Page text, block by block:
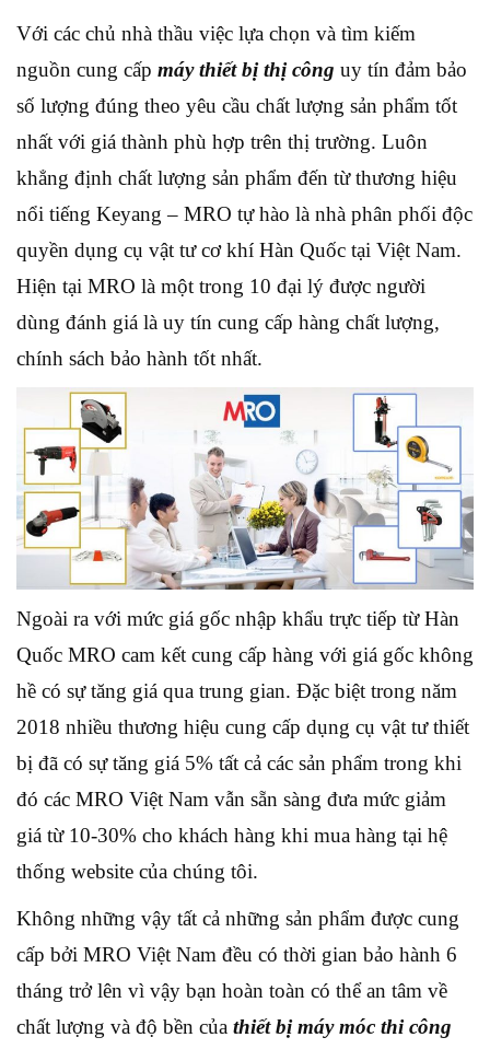
Với các chủ nhà thầu việc lựa chọn và tìm kiếm
nguồn cung cấp máy thiết bị thị công uy tín đảm bảo
số lượng đúng theo yêu cầu chất lượng sản phẩm tốt
nhất với giá thành phù hợp trên thị trường. Luôn
khẳng định chất lượng sản phẩm đến từ thương hiệu
nổi tiếng Keyang – MRO tự hào là nhà phân phối độc
quyền dụng cụ vật tư cơ khí Hàn Quốc tại Việt Nam.
Hiện tại MRO là một trong 10 đại lý được người
dùng đánh giá là uy tín cung cấp hàng chất lượng,
chính sách bảo hành tốt nhất.
Ngoài ra với mức giá gốc nhập khẩu trực tiếp từ Hàn
Quốc MRO cam kết cung cấp hàng với giá gốc không
hề có sự tăng giá qua trung gian. Đặc biệt trong năm
2018 nhiều thương hiệu cung cấp dụng cụ vật tư thiết
bị đã có sự tăng giá 5% tất cả các sản phẩm trong khi
đó các MRO Việt Nam vẫn sẵn sàng đưa mức giảm
giá từ 10-30% cho khách hàng khi mua hàng tại hệ
thống website của chúng tôi.
Không những vậy tất cả những sản phẩm được cung
cấp bởi MRO Việt Nam đều có thời gian bảo hành 6
tháng trở lên vì vậy bạn hoàn toàn có thể an tâm về
chất lượng và độ bền của thiết bị máy móc thi công